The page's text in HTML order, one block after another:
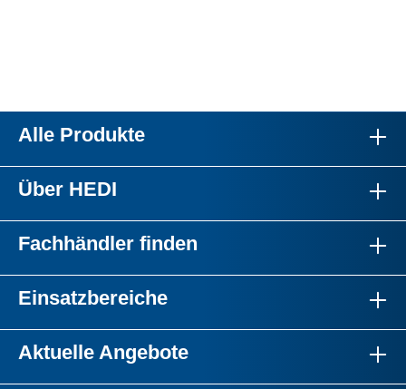
Alle Produkte
Über HEDI
Fachhändler finden
Einsatzbereiche
Aktuelle Angebote